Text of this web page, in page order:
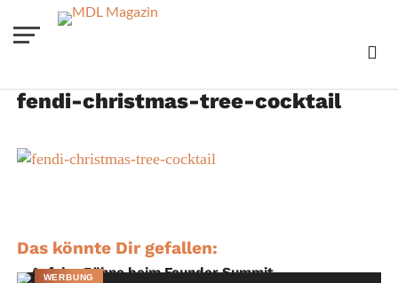
fendi-christmas-tree-cocktail
Das könnte Dir gefallen:
WERBUNG